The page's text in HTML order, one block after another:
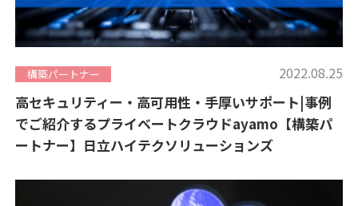
構築パートナー 2022.08.25
高セキュリティー・高可用性・手厚いサポート|事例
でご紹介するプライベートクラウドayamo【構築パ
ートナー】日立ハイテクソリューションズ